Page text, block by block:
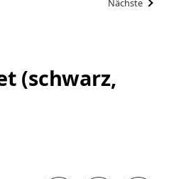
Nächste
(schwarz,